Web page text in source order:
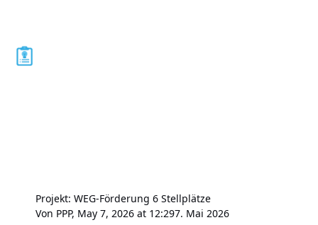
Projekt: WEG-Förderung 6 Stellplätze
Von PPP, May 7, 2026 at 12:297. Mai 2026